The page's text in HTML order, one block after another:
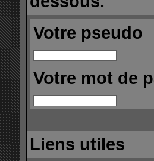
Votre pseudo
Votre mot de
Liens utiles